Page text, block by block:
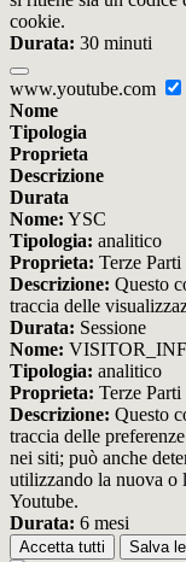
cookie.
Durata: 30 minuti
www.youtube.com
Nome
Tipologia
Proprieta
Descrizione
Durata
Nome: YSC
Tipologia: analitico
Proprieta: Terze Parti
Descrizione: Questo
traccia delle
Durata: Sessione
Nome:
Tipologia: analitico
Proprieta: Terze Parti
Descrizione: Questo
traccia delle
nei siti; può anche
utilizzando la nuova o
Youtube.
Durata: 6 mesi
Accetta tutti Salva